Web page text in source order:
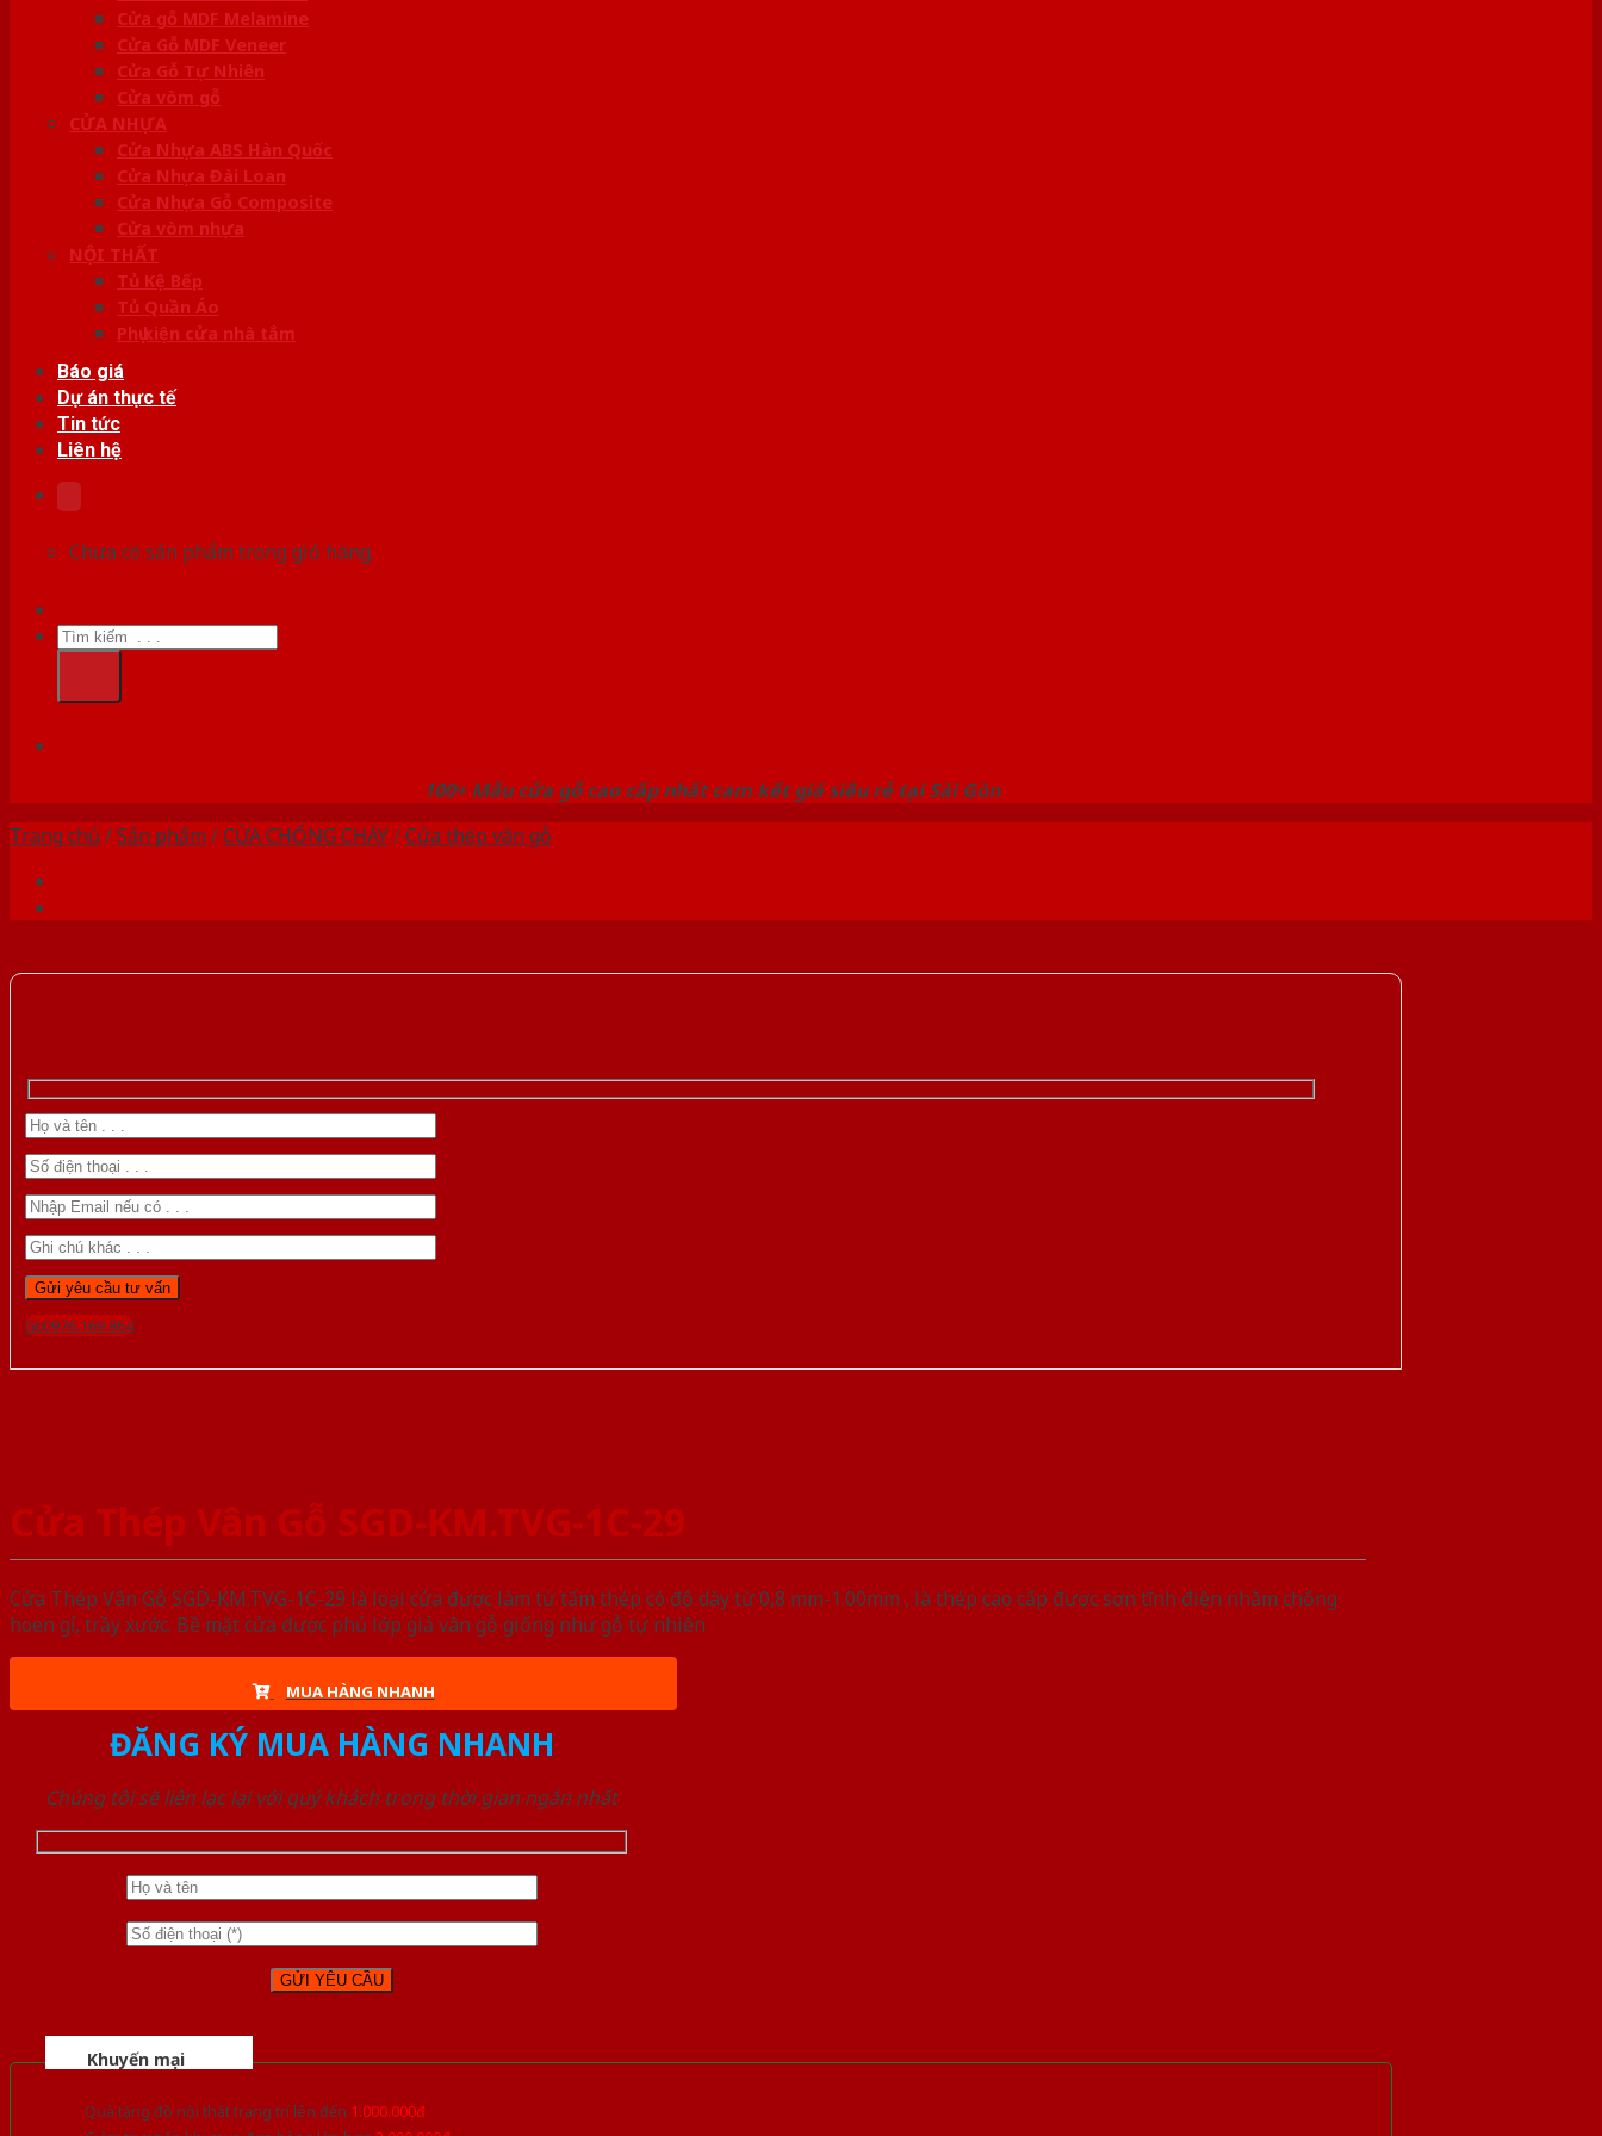
Cửa gỗ MDF Melamine
Cửa Gỗ MDF Veneer
Cửa Gỗ Tự Nhiên
Cửa vòm gỗ
CỬA NHỰA
Cửa Nhựa ABS Hàn Quốc
Cửa Nhựa Đài Loan
Cửa Nhựa Gỗ Composite
Cửa vòm nhựa
NỘI THẤT
Tủ Kệ Bếp
Tủ Quần Áo
Phụ kiện cửa nhà tắm
Báo giá
Dự án thực tế
Tin tức
Liên hệ
Chưa có sản phẩm trong giỏ hàng.
Tìm
kiếm:
100+ Mẫu cửa gỗ cao cấp nhất cam kết giá siêu rẻ tại Sài Gòn
Trang chủ /Sản phẩm /CỬA CHỐNG CHÁY/Cửa thép vân gỗ
Gọi 0976.169.864
Cửa Thép Vân Gỗ SGD-KM.TVG-1C-29
Cửa Thép Vân Gỗ SGD-KM.TVG-1C-29 là loại cửa được làm từ tấm thép có độ dày từ 0,8 mm-1.00mm , là thép cao cấp được sơn tĩnh điện nhằm chống
hoen gỉ, trầy xước. Bề mặt cửa được phủ lớp giả vân gỗ giống như gỗ tự nhiên
MUA HÀNG NHANH
ĐĂNG KÝ MUA HÀNG NHANH
Chúng tôi sẽ liên lạc lại với quý khách trong thời gian ngắn nhất
Khuyến mại
Quà tặng đồ nội thất trang trí lên đến 1.000.000đ